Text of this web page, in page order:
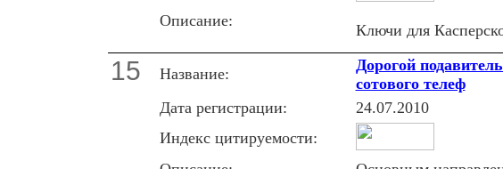
Описание:
Ключи для
15 Название:
Дорогой
сотового телеф
Дата регистрации:
24.07.2010
Индекс цитируемости: